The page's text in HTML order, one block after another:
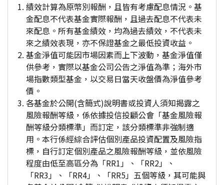
績效計算為原幣別報酬，且皆有考慮配息情況。基
金配息不代表基金實際報酬，且過去配息不代表未
來配息。所有基金績效，均為過去績效，不代表未
來之績效表現，亦不保證基金之最低投資收益。
基金淨值可能因市場因素而上下波動，基金淨值僅
供參考，實際以基金公司公告之淨值為準；海外市
場指數類型基金，以交易日當天收盤價為淨值參考
價。
各基金於公開(含簡式)說明書或投資人須知揭露之
風險報酬等級，係依據投信投顧公會「基金風險報
酬等級分類標準」而訂定，該分類標準非強制適
用。本行係經綜合評估個別產品投資配置及風險指
標，自行訂定個別產品之風險報酬等級，並依風險
程度由低至高區分為「RR1」、「RR2」、
「RR3」、「RR4」、「RR5」五個等級，其可能與